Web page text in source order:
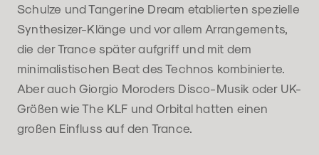
Schulze und Tangerine Dream etablierten spezielle
Synthesizer-Klänge und vor allem Arrangements,
die der Trance später aufgriff und mit dem
minimalistischen Beat des Technos kombinierte.
Aber auch Giorgio Moroders Disco-Musik oder UK-
Größen wie The KLF und Orbital hatten einen
großen Einfluss auf den Trance.